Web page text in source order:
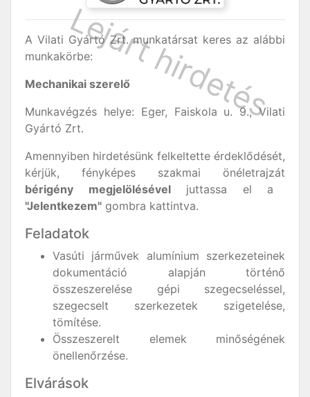
A Vilati Gyártó Zrt. munkatársat keres az alábbi
munkakörbe:
Mechanikai szerelő
Munkavégzés helye: Eger, Faiskola u. 9., Vilati
Gyártó Zrt.
Amennyiben hirdetésünk felkeltette érdeklődését,
kérjük, fényképes szakmai önéletrajzát
bérigény
megjelölésével juttassa el a
"Jelentkezem" gombra kattintva.
Feladatok
Vasúti járművek alumínium szerkezeteinek
dokumentáció alapján történő
összeszerelése gépi szegecseléssel,
szegecselt szerkezetek szigetelése,
tömítése.
Összeszerelt elemek minőségének
önellenőrzése.
Elvárások